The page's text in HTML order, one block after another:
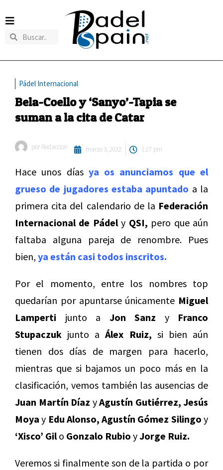
Pádel Internacional
Bela-Coello y ‘Sanyo’-Tapia se
suman a la cita de Catar
por Redaccion marzo 3, 2022 1:27 pm
Hace unos días ya os anunciamos que el
grueso de jugadores estaba apuntado a la
primera cita del calendario de la Federación
Internacional de Pádely QSI, pero que aún
faltaba alguna pareja de renombre. Pues
bien, ya están casi todos inscritos.
Por el momento, entre los nombres top
quedarían por apuntarse únicamente Miguel
Lamperti junto a Jon Sanz y Franco
Stupaczuk junto aÁlex Ruiz, si bien aún
tienen dos días de margen para hacerlo,
mientras que si bajamos un poco más en la
clasificación, vemos también las ausencias de
Juan Martín Díaz yAgustín Gutiérrez, Jesús
Moya y Edu Alonso, Agustín Gómez Silingo y
‘Xisco’ Gilo Gonzalo Rubio yJorge Ruiz.
Veremos si finalmente son de la partida o por